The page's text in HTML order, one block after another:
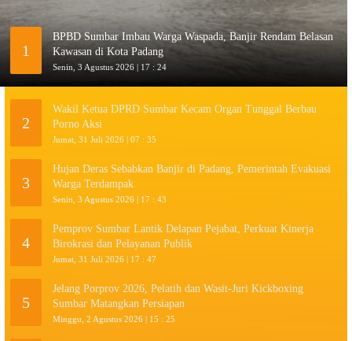
1
BPBD Sumbar Imbau Warga Waspada, Banjir Rendam Belasan
Kawasan di Kota Padang
Senin, 3 Agustus 2026 | 17 : 24
2
Wakil Ketua DPRD Sumbar Kecam Organ Tunggal Berbau
Porno Aksi
Jumat, 31 Juli 2026 | 07 : 35
3
Hujan Deras Sebabkan Banjir di Padang, Pemerintah Evakuasi
Warga Terdampak
Senin, 3 Agustus 2026 | 17 : 43
4
Pemprov Sumbar Lantik Delapan Pejabat, Perkuat Kinerja
Birokrasi dan Pelayanan Publik
Jumat, 31 Juli 2026 | 17 : 47
5
Jelang Porprov 2026, Pelatih dan Wasit-Juri Kickboxing
Sumbar Matangkan Persiapan
Minggu, 2 Agustus 2026 | 15 : 25